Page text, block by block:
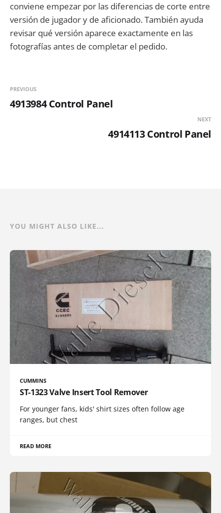
conviene empezar por las diferencias de corte entre
versión de jugador y de aficionado. También ayuda
revisar qué versión aparece exactamente en las
fotografías antes de completar el pedido.
PREVIOUS
4913984 Control Panel
NEXT
4914113 Control Panel
YOU MIGHT ALSO LIKE...
CUMMINS
ST-1323 Valve Insert Tool Remover
For younger fans, kids' shirt sizes often follow age
ranges, but chest
READ MORE